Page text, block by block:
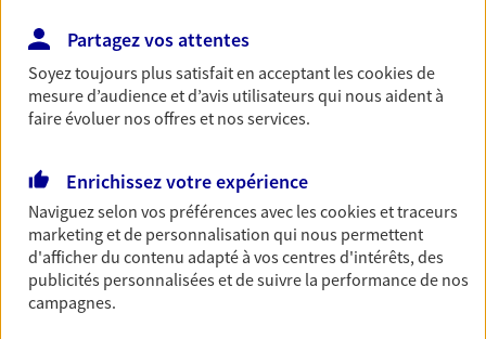
Accompagner vos projets de
vie
Achat immobilier, installation, départ à la retraite…
Autant de moments de vie qui nécessitent des solutions
cohérent avec vos besoins
Vous aider à constituer une
épargne
De nombreuses solutions s'offrent à vous pour faire
Partagez vos attentes
Soyez toujours plus satisfait en acceptant lescookiesde
mesure d’audience et d’avis utilisateurs qui nous aident à
faire évoluer nos offres et nos services.
Enrichissez votre expérience
Naviguez selon vos préférences avec lescookies et traceurs
marketing et de personnalisation qui nous permettent
d'afficher du contenu adapté à vos centres d'intérêts, des
publicités personnalisées et de suivre la performance de nos
campagnes.